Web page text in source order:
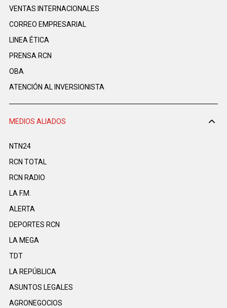
VENTAS INTERNACIONALES
CORREO EMPRESARIAL
LINEA ÉTICA
PRENSA RCN
OBA
ATENCIÓN AL INVERSIONISTA
MEDIOS ALIADOS
NTN24
RCN TOTAL
RCN RADIO
LA F.M.
ALERTA
DEPORTES RCN
LA MEGA
TDT
LA REPÚBLICA
ASUNTOS LEGALES
AGRONEGOCIOS